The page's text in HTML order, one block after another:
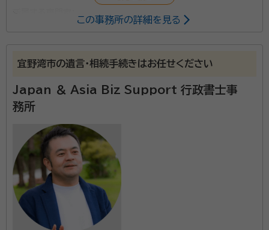
私たちは沖縄のお客様の「老後のお金」「認知症」「住ま
い」の不安に備える安心な支援やご相談等を提供しま
行政書士が全力で取り組みます。
資格等： 行政書士、宅建士、二級建築士など
所属団体：沖縄県行政書士会
この事務所の詳細を見る
宜野湾市の遺言・相続手続きはお任せください
Japan ＆ Asia Biz Support 行政書士事
務所